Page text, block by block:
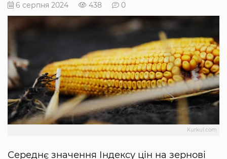
6 серпня 2024 438 0
Kurkul.com
Середнє значення Індексу цін на зернові